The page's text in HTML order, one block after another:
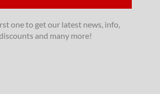
one to get our latest news, info,
and many more!